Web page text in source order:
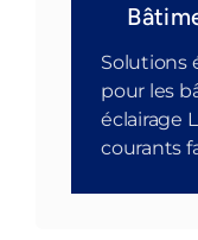
Solutions
pour les
éclairage
courants